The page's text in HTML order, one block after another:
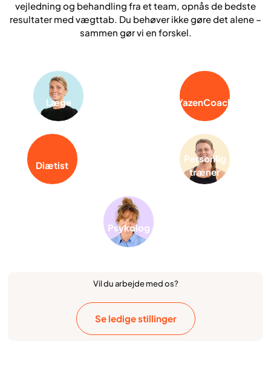
vejledning og behandling fra et team, opnås de bedste
resultater med vægttab. Du behøver ikke gøre det alene –
sammen gør vi en forskel.
Læge YazenCoach
Diætist
Personlig
træner
Psykolog
Vil du arbejde med os?
Se ledige stillinger